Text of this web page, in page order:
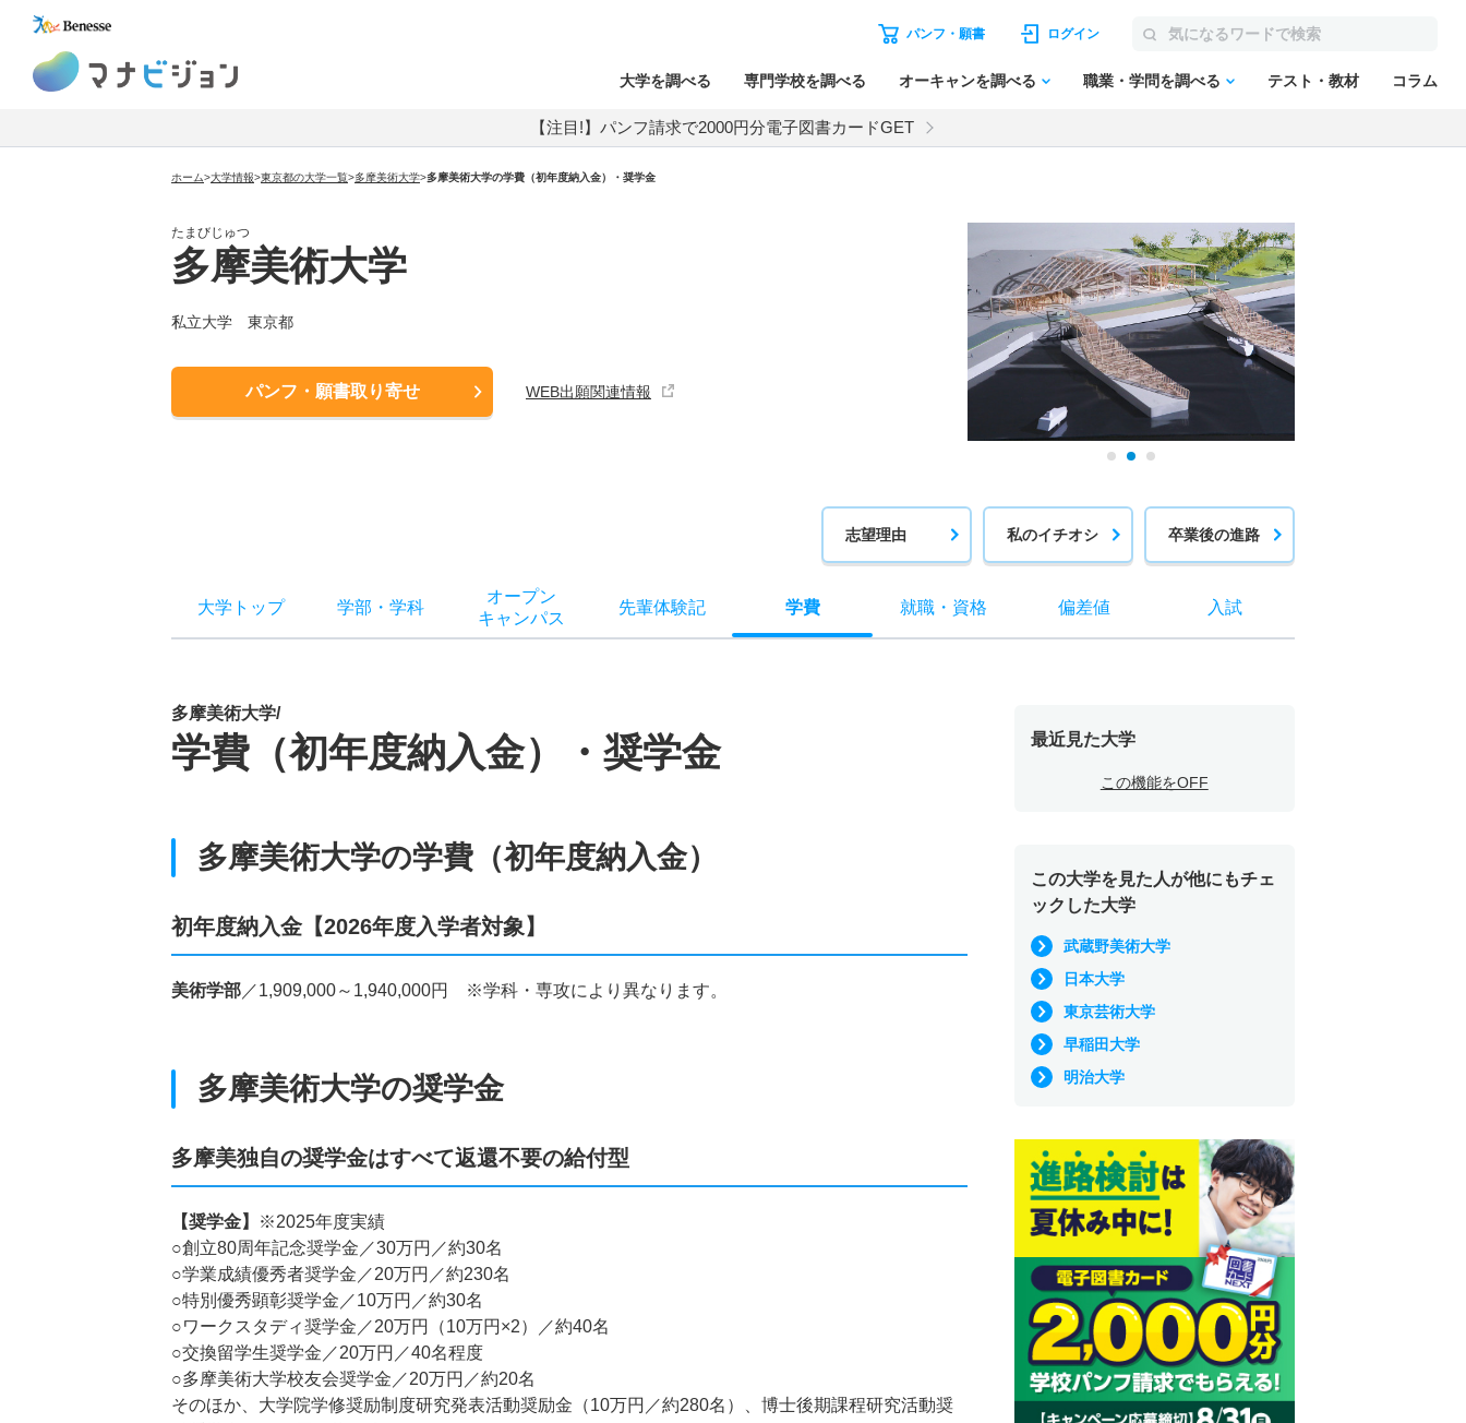
パンフ・願書 ログイン
大学を調べる 専門学校を調べる オーキャンを調べる 職業・学問を調べる テスト・教材 コラム
【注目!】パンフ請求で2000円分電子図書カードGET
ホーム>大学情報>東京都の大学一覧>多摩美術大学>多摩美術大学の学費（初年度納入金）・奨学金
たまびじゅつ
多摩美術大学
私立大学 東京都
パンフ・願書取り寄せ WEB出願関連情報
志望理由 私のイチオシ 卒業後の進路
大学トップ 学部 ・ 学科
オープン
キャンパス
先輩体験記 学費 就職・ 資格 偏差値 入試
多摩美術大学/
学費（初年度納入金）・奨学金
多摩美術大学の学費（初年度納入金）
初年度納入金【2026年度入学者対象】
美術学部 ／1,909,000～1,940,000円 ※学科・専攻により異なります。
多摩美術大学の奨学金
多摩美独自の奨学金はすべて返還不要の給付型
【奨学金】
※2025年度実績
○創立80周年記念奨学金／30万円／約30名
○学業成績優秀者奨学金／20万円／約230名
○特別優秀顕彰奨学金／10万円／約30名
○ワークスタディ奨学金／20万円（10万円×2）／約40名
○交換留学生奨学金／20万円／40名程度
○多摩美術大学校友会奨学金／20万円／約20名
そのほか、大学院学修奨励制度研究発表活動奨励金（10万円／約280名）、博士後期課程研究活動奨
最近見た大学
この機能をOFF
この大学を見た人が他にもチェ
ックした大学
武蔵野美術大学
日本大学
東京芸術大学
早稲田大学
明治大学